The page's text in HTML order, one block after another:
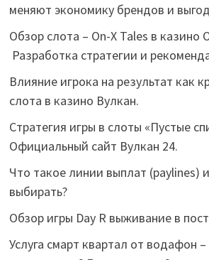
меняют экономику брендов и
Обзор слота – On-X Tales в казино
Разработка стратегии и
Влияние игрока на результат как
слота в казино Вулкан.
Стратегия игры в слоты «Пустые
Официальный сайт Вулкан 24.
Что такое линии выплат (paylines)
выбирать?
Обзор игры Day R выживание в
Услуга смарт квартал от водафон